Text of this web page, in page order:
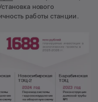
нового
работы станции.